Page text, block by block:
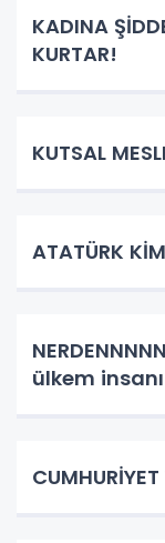
KADINA ŞİDDETİ
KURTAR!
KUTSAL
ATATÜRK
NERDENNNNNN, NEREYEEEEEEEE